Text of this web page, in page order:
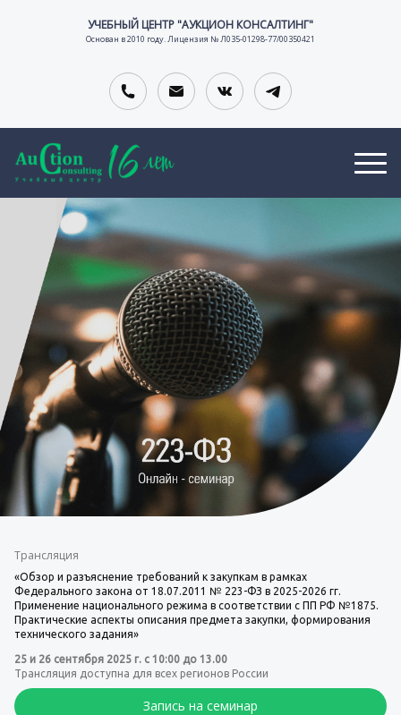
УЧЕБНЫЙ ЦЕНТР "АУКЦИОН КОНСАЛТИНГ"
Основан в 2010 году. Лицензия № Л035-01298-77/00350421
организации
О
Т
З
Ы
В
Ы
В
А
К
А
Н
С
И
И
К
О
Н
Т
А
К
Т
Ы
Трансляция
«Обзор и разъяснение требований к закупкам в рамках
Федерального закона от 18.07.2011 № 223-ФЗ в 2025-2026 гг.
Применение национального режима в соответствии с ПП РФ №1875.
Практические аспекты описания предмета закупки, формирования
технического задания»
25 и 26 сентября 2025 г. с 10:00 до 13.00
Трансляция доступна для всех регионов России
Запись на семинар